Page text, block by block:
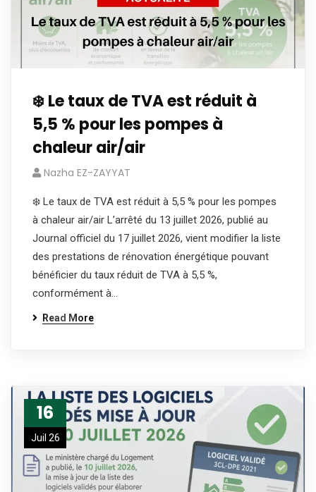
❄️ Le taux de TVA est réduit à
5,5 % pour les pompes à
chaleur air/air
Nazha EZ-ZAYYAT
❄️ Le taux de TVA est réduit à 5,5 % pour les pompes
à chaleur air/air L’arrêté du 13 juillet 2026, publié au
Journal officiel du 17 juillet 2026, vient modifier la liste
des prestations de rénovation énergétique pouvant
bénéficier du taux réduit de TVA à 5,5 %,
conformément à…
Read More
16
Juil 26